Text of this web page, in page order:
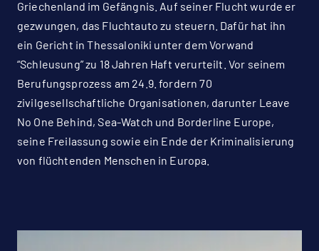
Griechenland im Gefängnis. Auf seiner Flucht wurde er
gezwungen, das Fluchtauto zu steuern. Dafür hat ihn
ein Gericht in Thessaloniki unter dem Vorwand
“Schleusung” zu 18 Jahren Haft verurteilt. Vor seinem
Berufungsprozess am 24.9. fordern 70
zivilgesellschaftliche Organisationen, darunter Leave
No One Behind, Sea-Watch und Borderline Europe,
seine Freilassung sowie ein Ende der Kriminalisierung
von flüchtenden Menschen in Europa.